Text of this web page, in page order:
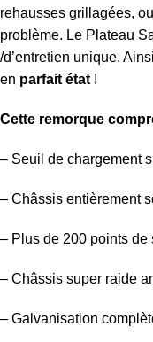
rehausses grillagées,
problème. Le Plateau
/d’entretien unique.
en parfait état !
Cette remorque
– Seuil de chargement
– Châssis entièrement
– Plus de 200 points de
– Châssis super raide
– Galvanisation